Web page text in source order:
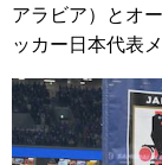
アラビア）とオ
ッカー日本代表